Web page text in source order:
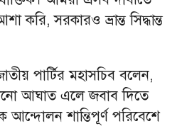
করি, সরকারও ভ্রান্ত সিদ্ধান্ত
পার্টির মহাসচিব বলেন,
আঘাত এলে জবাব দিতে
আন্দোলন শান্তিপূর্ণ পরিবেশে